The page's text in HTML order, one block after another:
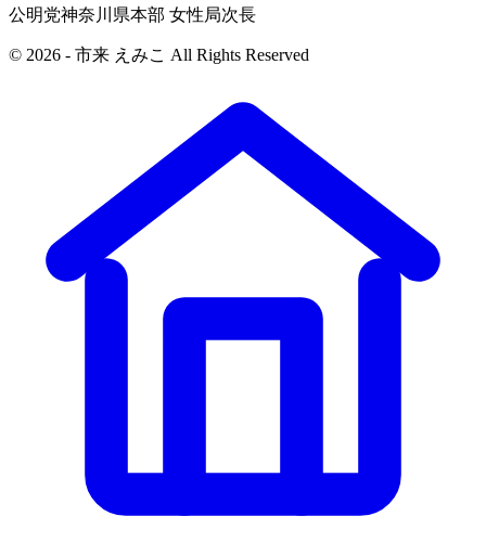
公明党神奈川県本部 女性局次長
© 2026 - 市来 えみこ All Rights Reserved